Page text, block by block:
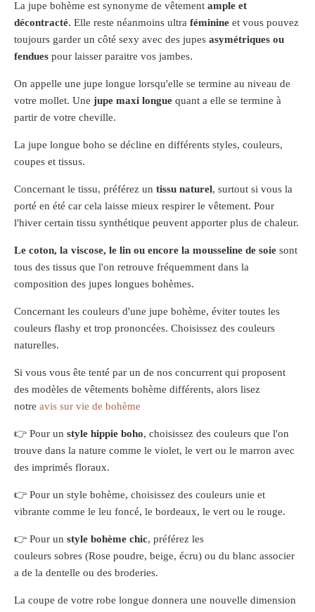
La jupe bohème est synonyme de vêtement ample et
décontracté. Elle reste néanmoins ultra féminine et vous pouvez
toujours garder un côté sexy avec des jupes asymétriques ou
fendues pour laisser paraitre vos jambes.
On appelle une jupe longue lorsqu'elle se termine au niveau de
votre mollet. Une jupe maxi longue quant a elle se termine à
partir de votre cheville.
La jupe longue boho se décline en différents styles, couleurs,
coupes et tissus.
Concernant le tissu, préférez un tissu naturel, surtout si vous la
porté en été car cela laisse mieux respirer le vêtement. Pour
l'hiver certain tissu synthétique peuvent apporter plus de chaleur.
Le coton, la viscose, le lin ou encore la mousseline de soie sont
tous des tissus que l'on retrouve fréquemment dans la
composition des jupes longues bohèmes.
Concernant les couleurs d'une jupe bohème, éviter toutes les
couleurs flashy et trop prononcées. Choisissez des couleurs
naturelles.
Si vous vous ête tenté par un de nos concurrent qui proposent
des modèles de vêtements bohème différents, alors lisez
notre avis sur vie de bohème
👉 Pour un style hippie boho, choisissez des couleurs que l'on
trouve dans la nature comme le violet, le vert ou le marron avec
des imprimés floraux.
👉 Pour un style bohème, choisissez des couleurs unie et
vibrante comme le leu foncé, le bordeaux, le vert ou le rouge.
👉 Pour un style bohème chic, préférez les
couleurs sobres (Rose poudre, beige, écru) ou du blanc associer
a de la dentelle ou des broderies.
La coupe de votre robe longue donnera une nouvelle dimension